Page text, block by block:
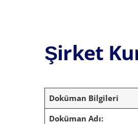
Şirket
Doküman Bilgileri
Doküman Adı: